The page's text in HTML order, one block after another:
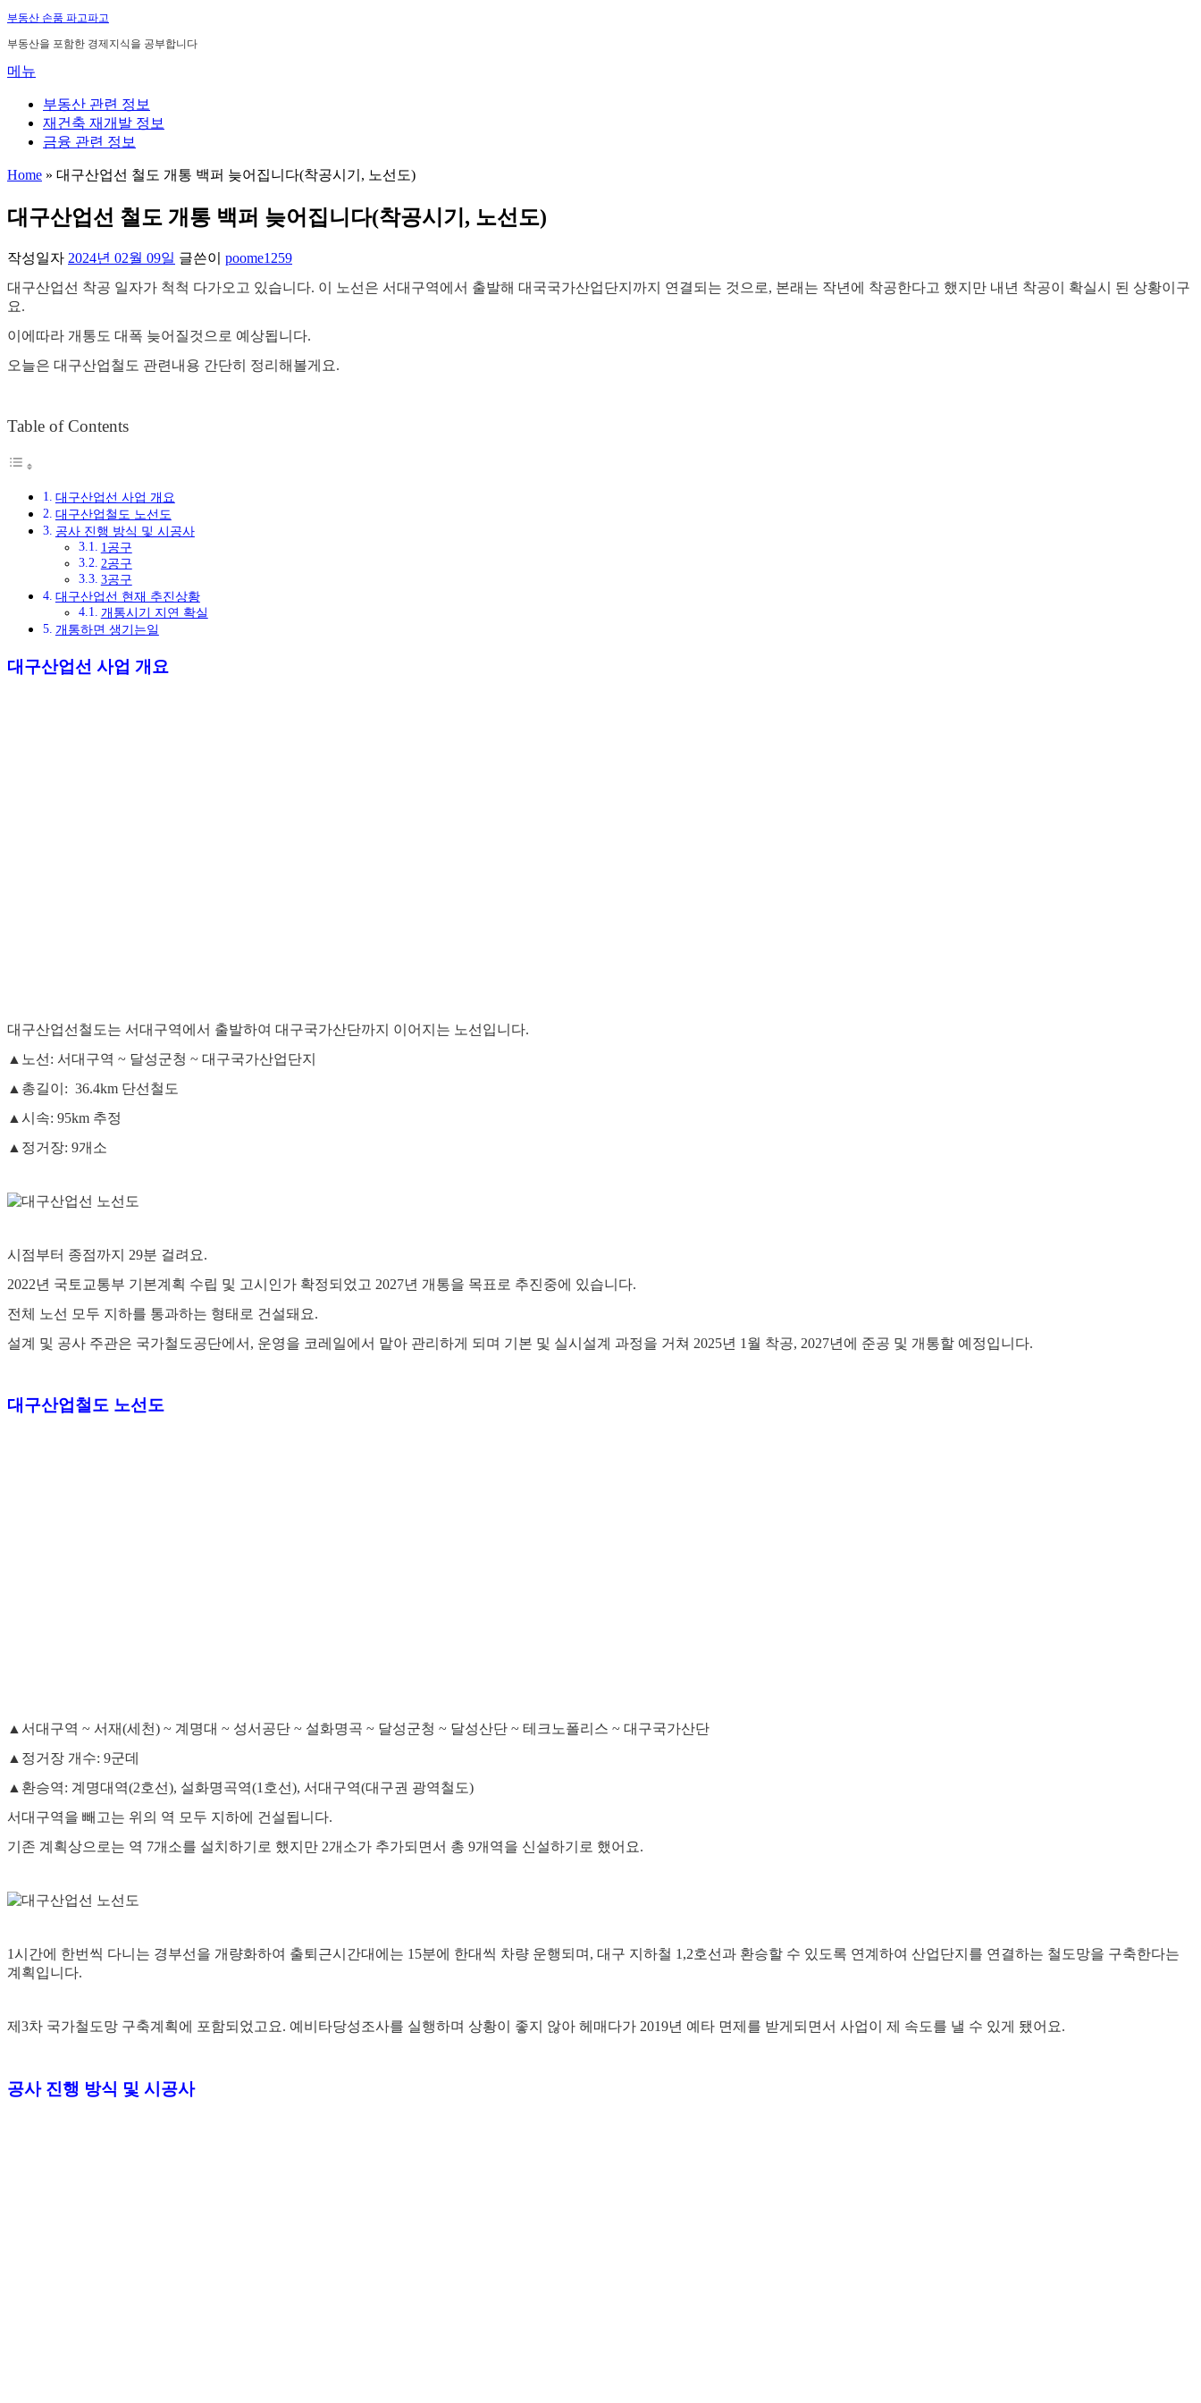
내
용
로
부동산 손품 파고파고
부동산을 포함한 경제지식을 공부합니다
메뉴
부동산 관련 정보
재건축 재개발 정보
금융 관련 정보
Home » 대구산업선 철도 개통 백퍼 늦어집니다(착공시기, 노선도)
대구산업선 철도 개통 백퍼 늦어집니다(착공시기, 노선도)
작성일자 2024년 02월 09일 글쓴이 poome1259
대구산업선 착공 일자가 척척 다가오고 있습니다. 이 노선은 서대구역에서 출발해 대국국가산업단지까지 연결되는 것으로, 본래는 작년에 착공한다고 했지만 내년 착공이 확실시 된 상황이구
요.
이에따라 개통도 대폭 늦어질것으로 예상됩니다.
오늘은 대구산업철도 관련내용 간단히 정리해볼게요.
Table of Contents
대구산업선 사업 개요
대구산업철도 노선도
공사 진행 방식 및 시공사
1공구
2공구
3공구
대구산업선 현재 추진상황
개통시기 지연 확실
개통하면 생기는일
대구산업선 사업 개요
대구산업선철도는 서대구역에서 출발하여 대구국가산단까지 이어지는 노선입니다.
▲노선: 서대구역 ~ 달성군청 ~ 대구국가산업단지
▲총길이: 36.4km 단선철도
▲시속: 95km 추정
▲정거장: 9개소
시점부터 종점까지 29분 걸려요.
2022년 국토교통부 기본계획 수립 및 고시인가 확정되었고 2027년 개통을 목표로 추진중에 있습니다.
전체 노선 모두 지하를 통과하는 형태로 건설돼요.
설계 및 공사 주관은 국가철도공단에서, 운영을 코레일에서 맡아 관리하게 되며 기본 및 실시설계 과정을 거쳐 2025년 1월 착공, 2027년에 준공 및 개통할 예정입니다.
대구산업철도 노선도
▲서대구역 ~ 서재(세천) ~ 계명대 ~ 성서공단 ~ 설화명곡 ~ 달성군청 ~ 달성산단 ~ 테크노폴리스 ~ 대구국가산단
▲정거장 개수: 9군데
▲환승역: 계명대역(2호선), 설화명곡역(1호선), 서대구역(대구권 광역철도)
서대구역을 빼고는 위의 역 모두 지하에 건설됩니다.
기존 계획상으로는 역 7개소를 설치하기로 했지만 2개소가 추가되면서 총 9개역을 신설하기로 했어요.
1시간에 한번씩 다니는 경부선을 개량화하여 출퇴근시간대에는 15분에 한대씩 차량 운행되며, 대구 지하철 1,2호선과 환승할 수 있도록 연계하여 산업단지를 연결하는 철도망을 구축한다는
계획입니다.
제3차 국가철도망 구축계획에 포함되었고요. 예비타당성조사를 실행하며 상황이 좋지 않아 헤매다가 2019년 예타 면제를 받게되면서 사업이 제 속도를 낼 수 있게 됐어요.
공사 진행 방식 및 시공사